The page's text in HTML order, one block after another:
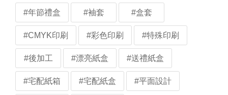
#年節禮盒 #袖套 #盒套
#CMYK印刷 #彩色印刷 #特殊印刷
#後加工 #漂亮紙盒 #送禮紙盒
#宅配紙箱 #宅配紙盒 #平面設計